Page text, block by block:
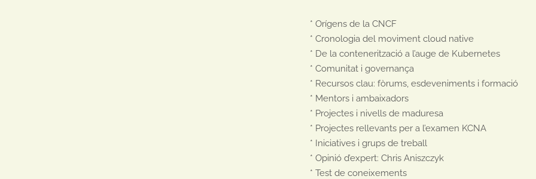
* Orígens de la CNCF
* Cronologia del moviment cloud native
* De la contenerització a l’auge de Kubernetes
* Comunitat i governança
* Recursos clau: fòrums, esdeveniments i formació
* Mentors i ambaixadors
* Projectes i nivells de maduresa
* Projectes rellevants per a l’examen KCNA
* Iniciatives i grups de treball
* Opinió d’expert: Chris Aniszczyk
* Test de coneixements